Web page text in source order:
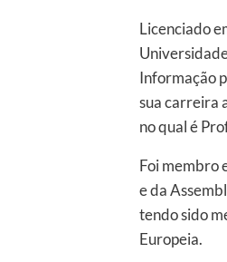
Licenciado
Informação
sua carreira
no qual é
Foi membro
e da
tendo sido
Europeia.